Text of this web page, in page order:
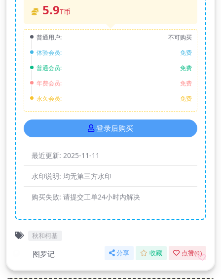
5.9T币
普通用户:
不可购买
体验会员:
免费
普通会员:
免费
年费会员:
免费
永久会员:
免费
登录后购买
最近更新: 2025-11-11
水印说明: 均无第三方水印
购买失败: 请提交工单24小时内解决
秋和柯基
图罗记 分享 收藏 点赞(0)